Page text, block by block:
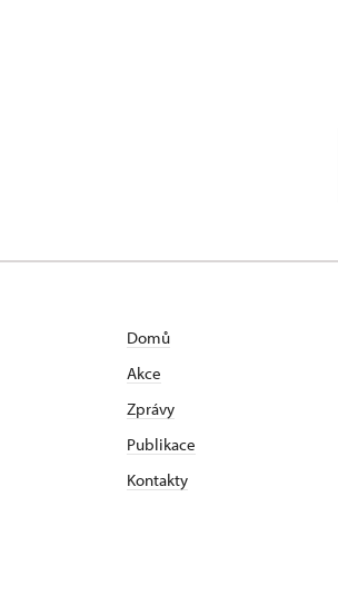
Domů
Akce
Zprávy
Publikace
Kontakty